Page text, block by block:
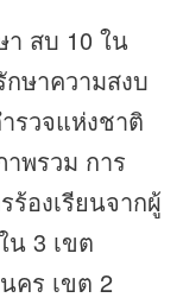
สบ 10 ใน
ษาความสงบ
รวจแห่งชาติ
พรวม การ
องเรียนจากผู้
3 เขต
คร เขต 2